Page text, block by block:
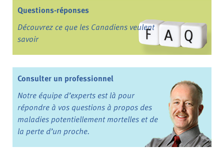
Questions-réponses
Découvrez ce que les Canadiens veulent
savoir
Consulter un professionnel
Notre équipe d’experts est là pour
répondre à vos questions à propos des
maladies potentiellement mortelles et de
la perte d’un proche.